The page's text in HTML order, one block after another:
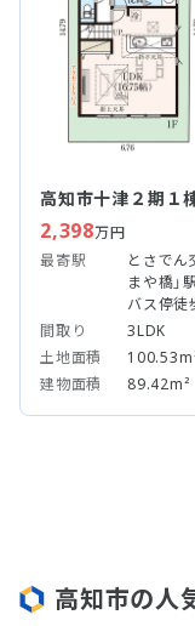
高知市十津２期１
2,398万円
最寄駅
とさでん
まや橋」
バス停徒
間取り
3LDK
土地面積
建物面積
89.42m²
高知市の人